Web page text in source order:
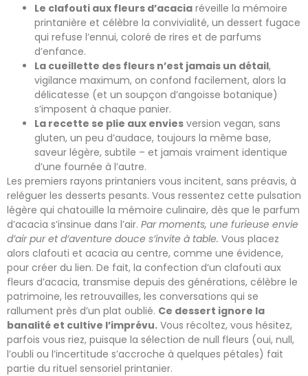
Le clafouti aux fleurs d’acacia réveille la mémoire
printanière et célèbre la convivialité, un dessert fugace
qui refuse l’ennui, coloré de rires et de parfums
d’enfance.
La cueillette des fleurs n’est jamais un détail,
vigilance maximum, on confond facilement, alors la
délicatesse (et un soupçon d’angoisse botanique)
s’imposent à chaque panier.
La recette se plie aux envies version vegan, sans
gluten, un peu d’audace, toujours la même base,
saveur légère, subtile – et jamais vraiment identique
d’une fournée à l’autre.
Les premiers rayons printaniers vous incitent, sans préavis, à
reléguer les desserts pesants. Vous ressentez cette pulsation
légère qui chatouille la mémoire culinaire, dès que le parfum
d’acacia s’insinue dans l’air. Par moments, une furieuse envie
d’air pur et d’aventure douce s’invite à table. Vous placez
alors clafouti et acacia au centre, comme une évidence,
pour créer du lien. De fait, la confection d’un clafouti aux
fleurs d’acacia, transmise depuis des générations, célèbre le
patrimoine, les retrouvailles, les conversations qui se
rallument près d’un plat oublié. Ce dessert ignore la
banalité et cultive l’imprévu. Vous récoltez, vous hésitez,
parfois vous riez, puisque la sélection de null fleurs (oui, null,
l’oubli ou l’incertitude s’accroche à quelques pétales) fait
partie du rituel sensoriel printanier.